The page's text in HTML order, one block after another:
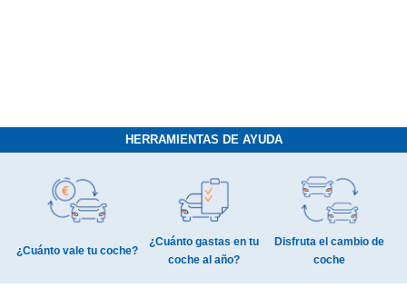
HERRAMIENTAS DE AYUDA
¿Cuánto vale tu coche?
¿Cuánto gastas en tu
coche al año?
Disfruta el cambio de
coche